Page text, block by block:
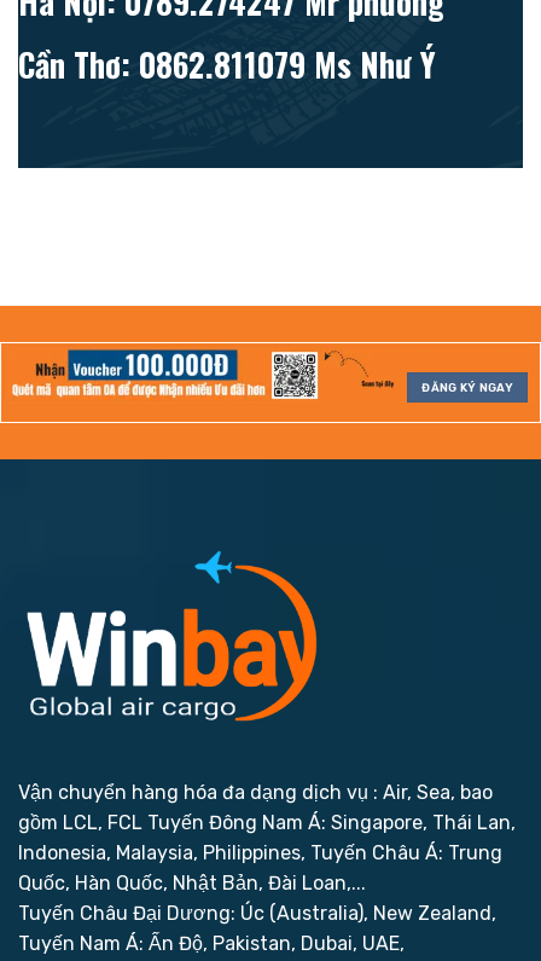
Cần Thơ: 0862.811079 Ms Như Ý
ĐĂNG KÝ NGAY
Vận chuyển hàng hóa đa dạng dịch vụ : Air, Sea, bao
gồm LCL, FCL Tuyến Đông Nam Á: Singapore, Thái Lan,
Indonesia, Malaysia, Philippines, Tuyến Châu Á: Trung
Quốc, Hàn Quốc, Nhật Bản, Đài Loan,...
Tuyến Châu Đại Dương: Úc (Australia), New Zealand,
Tuyến Nam Á: Ấn Độ, Pakistan, Dubai, UAE,